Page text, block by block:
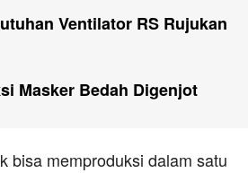
Ventilator RS Rujukan
Masker Bedah Digenjot
bisa memproduksi dalam satu